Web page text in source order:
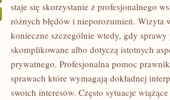
KANCELARIE
PRAWNICZE
staje się skorzystanie z profesjonalnego
różnych błędów i nieporozumień. Wizyta
konieczne szczególnie wtedy, gdy sprawy
skomplikowane albo dotyczą istotnych
prywatnego. Profesjonalna pomoc
sprawach które wymagają dokładnej
swoich interesów. Często sytuacje